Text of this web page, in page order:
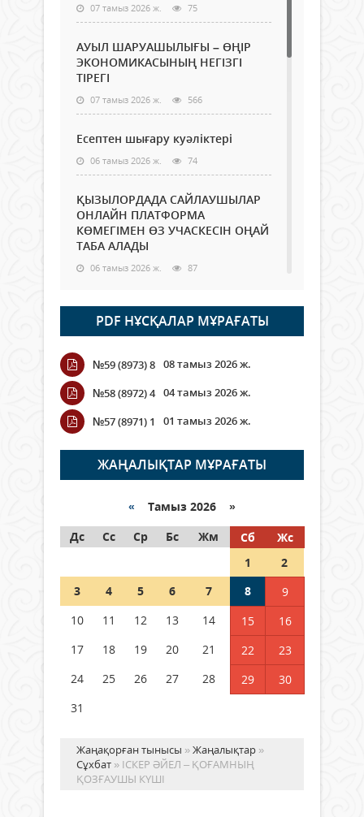
07 тамыз 2026 ж. 75
АУЫЛ ШАРУАШЫЛЫҒЫ – ӨҢІР
ЭКОНОМИКАСЫНЫҢ НЕГІЗГІ
ТІРЕГІ
07 тамыз 2026 ж. 566
Есептен шығару куәліктері
06 тамыз 2026 ж. 74
ҚЫЗЫЛОРДАДА САЙЛАУШЫЛАР
ОНЛАЙН ПЛАТФОРМА
КӨМЕГІМЕН ӨЗ УЧАСКЕСІН ОҢАЙ
ТАБА АЛАДЫ
06 тамыз 2026 ж. 87
Open Air: Қызылорда облысы
полиция департаменті 20
мыңнан астам көрерменнің
қауіпсіздігін қамтамасыз етті
06 тамыз 2026 ж.
Wi-Fi ҚАБЫРҒА АРҚЫЛЫ ҚАЛАЙ
ӨТЕДІ?
06 тамыз 2026 ж. 265
граждане Казахстана,
05 тамыз 2026 ж. 146
Шетелде жүрген Қазақстан
азаматтары қалай дауыс бере
PDF НҰСҚАЛАР МҰРАҒАТЫ
№59 (8973) 8 08 тамыз 2026 ж.
№58 (8972) 4 04 тамыз 2026 ж.
№57 (8971) 1
01 тамыз 2026 ж.
ЖАҢАЛЫҚТАР МҰРАҒАТЫ
« Тамыз 2026 »
Дс
Сс Ср Бс Жм Сб
Жс
1
2
3
4 5 6 7 8
9
10
11 12 13 14 15
16
17
18 19 20 21 22
23
24
25 26 27 28 29
30
31
Жаңақорған тынысы »Жаңалықтар »
Сұхбат » ІСКЕР ӘЙЕЛ – ҚОҒАМНЫҢ
ҚОЗҒАУШЫ КҮШІ